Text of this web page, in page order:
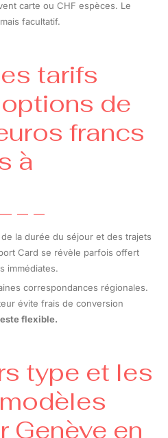
carte ou CHF espèces. Le
facultatif.
tarifs
de
francs
à
la durée du séjour et des trajets
Card se révèle parfois offert
immédiates.
correspondances régionales.
évite frais de conversion
flexible.
type et les
Genève en